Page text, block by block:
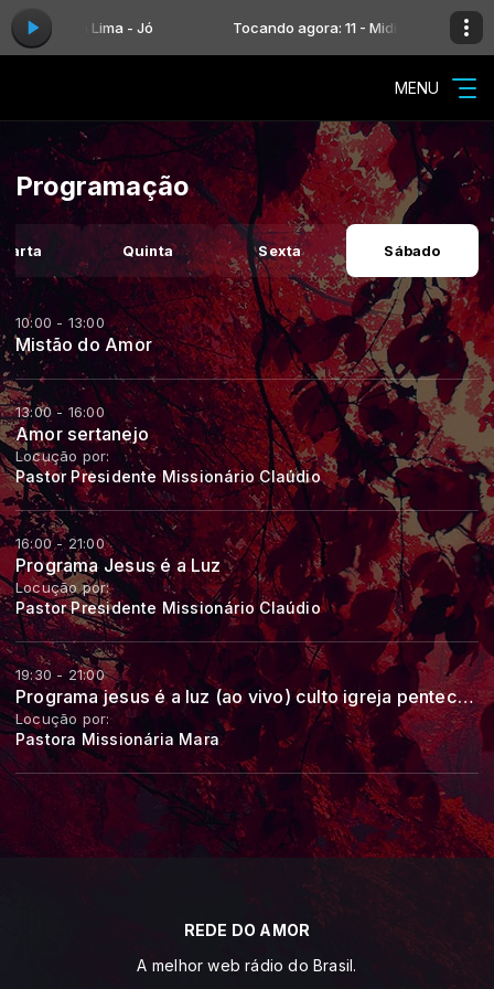
- Midian Lima - Jó Tocando agora: 11 - Midian Lima - Jó
MENU
Programação
Quinta Sexta Sábado
10:00 - 13:00
Mistão do Amor
13:00 - 16:00
Amor sertanejo
Locução por:
Pastor Presidente Missionário Claúdio
16:00 - 21:00
Programa Jesus é a Luz
Locução por:
Pastor Presidente Missionário Claúdio
19:30 - 21:00
Programa jesus é a luz (ao vivo) culto igreja pentecostal jesus é a luz
Locução por:
Pastora Missionária Mara
REDE DO AMOR
A melhor web rádio do Brasil.